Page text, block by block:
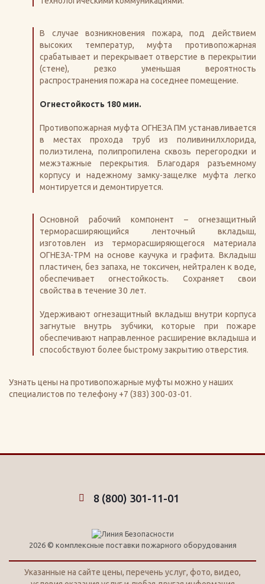
В случае возникновения пожара, под действием
высоких температур, муфта противопожарная
срабатывает и перекрывает отверстие в перекрытии
(стене), резко уменьшая вероятность
распространения пожара на соседнее помещение.
Огнестойкость 180 мин.
Противопожарная муфта ОГНЕЗА ПМ устанавливается
в местах прохода труб из поливинилхлорида,
полиэтилена, полипропилена сквозь перегородки и
межэтажные перекрытия. Благодаря разъемному
корпусу и надежному замку-защелке муфта легко
монтируется и демонтируется.
Основной рабочий компонент – огнезащитный
терморасширяющийся ленточный вкладыш,
изготовлен из терморасширяющегося материала
ОГНЕЗА-ТРМ на основе каучука и графита. Вкладыш
пластичен, без запаха, не токсичен, нейтрален к воде,
обеспечивает огнестойкость. Сохраняет свои
свойства в течение 30 лет.
Удерживают огнезащитный вкладыш внутри корпуса
загнутые внутрь зубчики, которые при пожаре
обеспечивают направленное расширение вкладыша и
способствуют более быстрому закрытию отверстия.
Узнать цены на противопожарные муфты можно у наших
специалистов по телефону +7 (383) 300-03-01.
8 (800) 301-11-01
2026 © комплексные поставки пожарного оборудования
Указанные на сайте цены, перечень услуг, фото, видео,